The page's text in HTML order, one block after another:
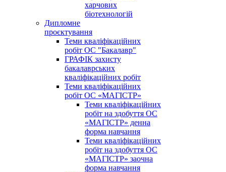
харчових
біотехнологій
Дипломне
проєктування
Теми кваліфікаційних
робіт ОС "Бакалавр"
ГРАФІК захисту
бакалаврських
кваліфікаційних робіт
Теми кваліфікаційних
робіт ОС «МАГІСТР»
Теми кваліфікаційних
робіт на здобуття ОС
«МАГІСТР» денна
форма навчання
Теми кваліфікаційних
робіт на здобуття ОС
«МАГІСТР» заочна
форма навчання